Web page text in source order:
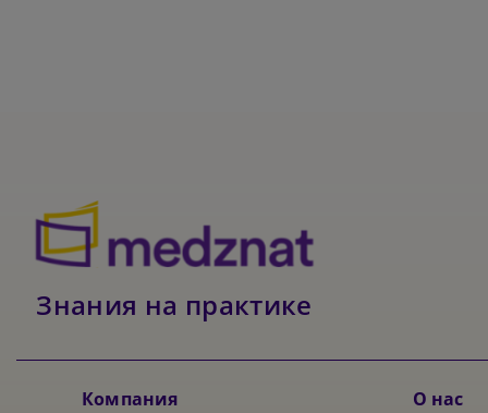
Знания на практике
Компания О нас